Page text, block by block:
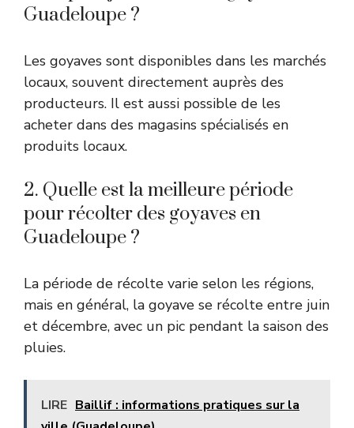
Guadeloupe ?
Les goyaves sont disponibles dans les marchés
locaux, souvent directement auprès des
producteurs. Il est aussi possible de les
acheter dans des magasins spécialisés en
produits locaux.
2. Quelle est la meilleure période
pour récolter des goyaves en
Guadeloupe ?
La période de récolte varie selon les régions,
mais en général, la goyave se récolte entre juin
et décembre, avec un pic pendant la saison des
pluies.
LIRE Baillif : informations pratiques sur la